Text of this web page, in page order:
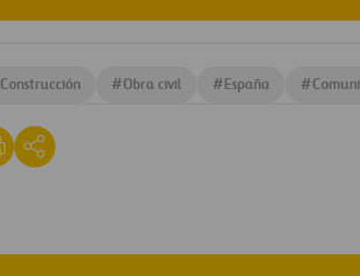
Construcción #Obra civil #España #